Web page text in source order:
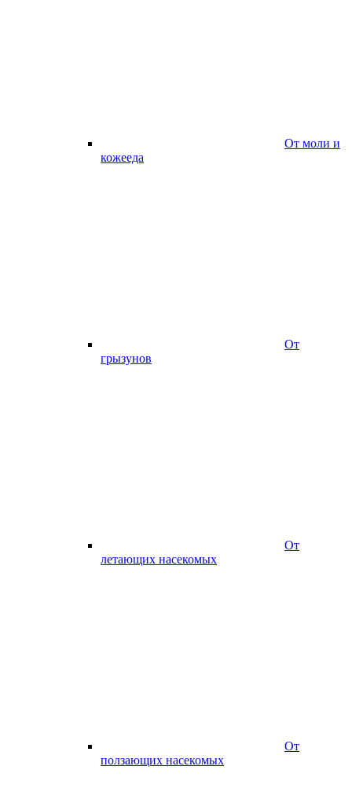
От моли и
кожееда
От
грызунов
От
летающих насекомых
От
ползающих насекомых